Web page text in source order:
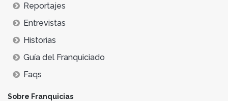
Reportajes
Entrevistas
Historias
Guía del Franquiciado
Faqs
Sobre Franquicias